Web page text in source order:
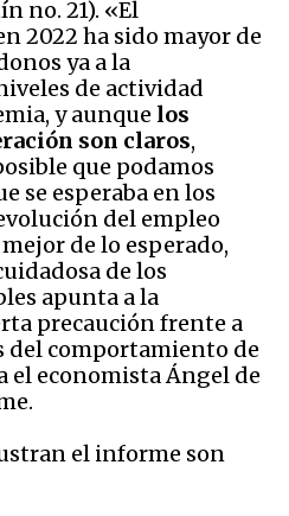
no. 21). «El
2022 ha sido mayor de
ya a la
de actividad
y aunque los
son claros,
que podamos
se esperaba en los
del empleo
de lo esperado,
de los
apunta a la
precaución frente a
comportamiento de
el economista Ángel de
el informe son